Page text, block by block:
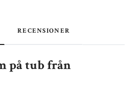
RECENSIONER
på tub från